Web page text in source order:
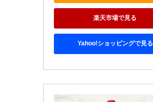
楽天市場で見る
Yahoo!ショッピングで見る